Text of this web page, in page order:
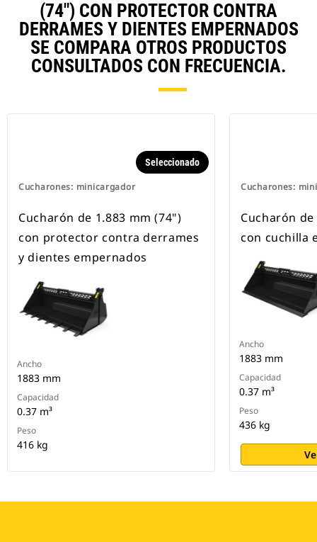
(74") CON PROTECTOR CONTRA
DERRAMES Y DIENTES EMPERNADOS
SE COMPARA OTROS PRODUCTOS
CONSULTADOS CON FRECUENCIA.
Cucharones: minicargador
Seleccionado
Cucharón de 1.883 mm (74")
con protector contra derrames
y dientes empernados
Ancho
1883 mm
Capacidad
0.37 m³
Peso
416 kg
Cucharones:
Cucharón
con cuchilla
Ancho
1883 mm
Capacidad
0.37 m³
Peso
436 kg